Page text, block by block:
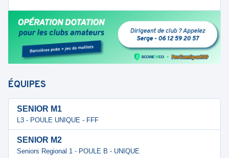
ÉQUIPES
SENIOR M1
L3 - POULE UNIQUE - FFF
SENIOR M2
Seniors Regional 1 - POULE B - UNIQUE